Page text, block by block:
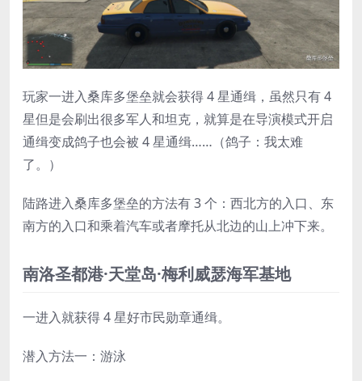
玩家一进入桑库多堡垒就会获得 4 星通缉，虽然只有 4
星但是会刷出很多军人和坦克，就算是在导演模式开启
通缉变成鸽子也会被 4 星通缉……（鸽子：我太难
了。）
陆路进入桑库多堡垒的方法有 3 个：西北方的入口、东
南方的入口和乘着汽车或者摩托从北边的山上冲下来。
南洛圣都港·天堂岛·梅利威瑟海军基地
一进入就获得 4 星好市民勋章通缉。
潜入方法一：游泳